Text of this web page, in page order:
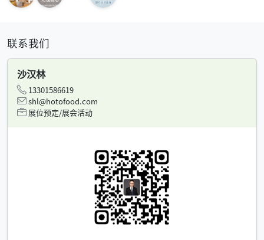
联系我们
沙汉林
13301586619
shl@hotofood.com
展位预定/展会活动